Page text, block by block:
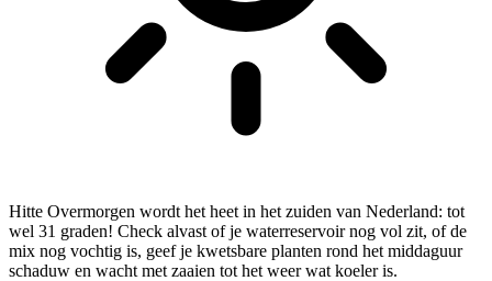
Hitte Overmorgen wordt het heet in het zuiden van Nederland: tot
wel 31 graden! Check alvast of je waterreservoir nog vol zit, of de
mix nog vochtig is, geef je kwetsbare planten rond het middaguur
schaduw en wacht met zaaien tot het weer wat koeler is.